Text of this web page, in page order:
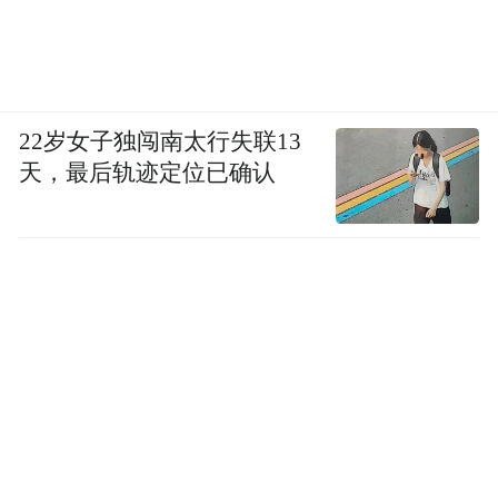
22岁女子独闯南太行失联13
天，最后轨迹定位已确认